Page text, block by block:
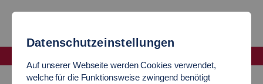
Gremien
Datenschutzeinstellungen
Auf unserer Webseite werden Cookies verwendet,
welche für die Funktionsweise zwingend benötigt